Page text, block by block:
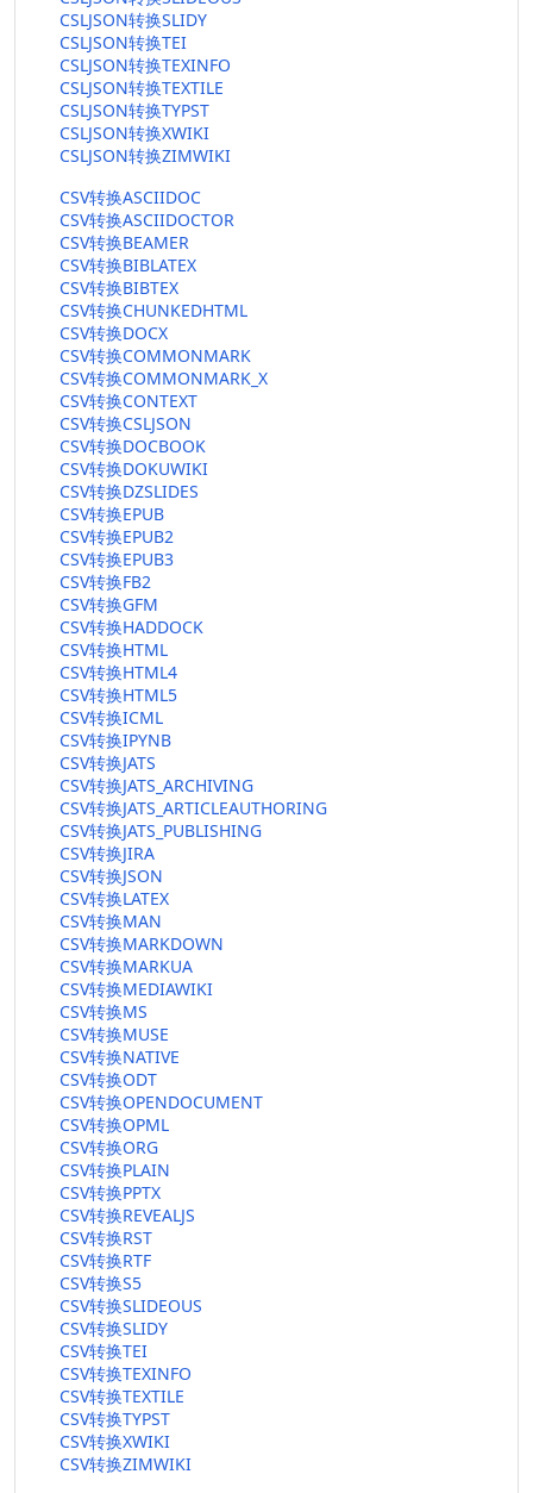
CSLJSON转换SLIDY
CSLJSON转换TEI
CSLJSON转换TEXINFO
CSLJSON转换TEXTILE
CSLJSON转换TYPST
CSLJSON转换XWIKI
CSLJSON转换ZIMWIKI
CSV转换ASCIIDOC
CSV转换ASCIIDOCTOR
CSV转换BEAMER
CSV转换BIBLATEX
CSV转换BIBTEX
CSV转换CHUNKEDHTML
CSV转换DOCX
CSV转换COMMONMARK
CSV转换COMMONMARK_X
CSV转换CONTEXT
CSV转换CSLJSON
CSV转换DOCBOOK
CSV转换DOKUWIKI
CSV转换DZSLIDES
CSV转换EPUB
CSV转换EPUB2
CSV转换EPUB3
CSV转换FB2
CSV转换GFM
CSV转换HADDOCK
CSV转换HTML
CSV转换HTML4
CSV转换HTML5
CSV转换ICML
CSV转换IPYNB
CSV转换JATS
CSV转换JATS_ARCHIVING
CSV转换JATS_ARTICLEAUTHORING
CSV转换JATS_PUBLISHING
CSV转换JIRA
CSV转换JSON
CSV转换LATEX
CSV转换MAN
CSV转换MARKDOWN
CSV转换MARKUA
CSV转换MEDIAWIKI
CSV转换MS
CSV转换MUSE
CSV转换NATIVE
CSV转换ODT
CSV转换OPENDOCUMENT
CSV转换OPML
CSV转换ORG
CSV转换PLAIN
CSV转换PPTX
CSV转换REVEALJS
CSV转换RST
CSV转换RTF
CSV转换S5
CSV转换SLIDEOUS
CSV转换SLIDY
CSV转换TEI
CSV转换TEXINFO
CSV转换TEXTILE
CSV转换TYPST
CSV转换XWIKI
CSV转换ZIMWIKI